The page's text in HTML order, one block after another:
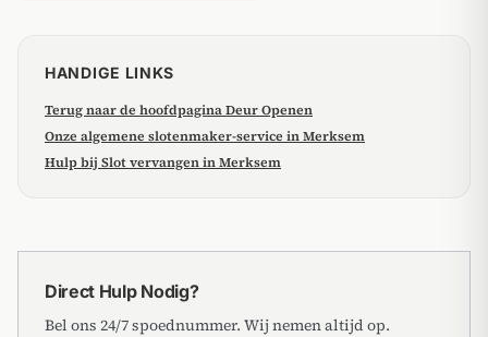
HANDIGE LINKS
Terug naar de hoofdpagina Deur Openen
Onze algemene slotenmaker-service in Merksem
Hulp bij Slot vervangen in Merksem
Direct Hulp Nodig?
Bel ons 24/7 spoednummer. Wij nemen altijd op.